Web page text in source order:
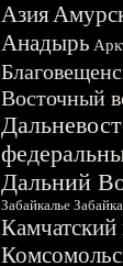
Азия
Анадырь
Восточный
Дальний
Забайкалье
Камчатский